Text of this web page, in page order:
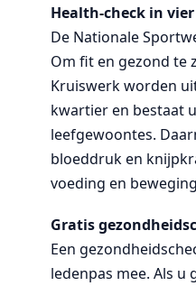
Health-check in
De Nationale
Om fit en gezond te
Kruiswerk worden
kwartier en bestaat
leefgewoontes.
bloeddruk en
voeding en
Gratis
Een
ledenpas mee. Als